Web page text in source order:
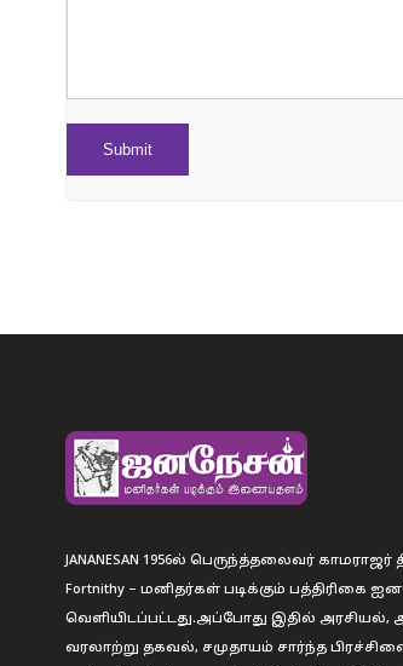
JANANESAN 1956ல் பெருந்த்தலைவர் காமராஜர்
Fortnithy – மனிதர்கள் படிக்கும் பத்திரிகை
வெளியிடப்பட்டது.அப்போது இதில்
வரலாற்று தகவல், சமுதாயம் சார்ந்த